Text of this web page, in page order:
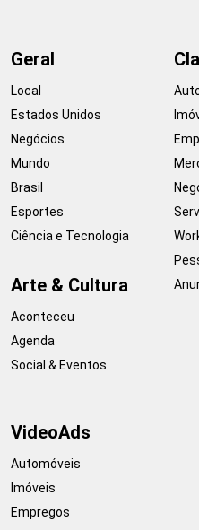
Geral
Local
Estados Unidos
Negócios
Mundo
Brasil
Esportes
Ciência e Tecnologia
Arte & Cultura
Aconteceu
Agenda
Social & Eventos
VideoAds
Automóveis
Imóveis
Empregos